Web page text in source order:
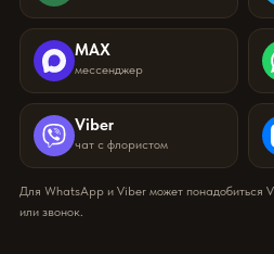
MAX
мессенджер
Viber
чат с флористом
Для WhatsApp и Viber может понадобиться
или звонок.